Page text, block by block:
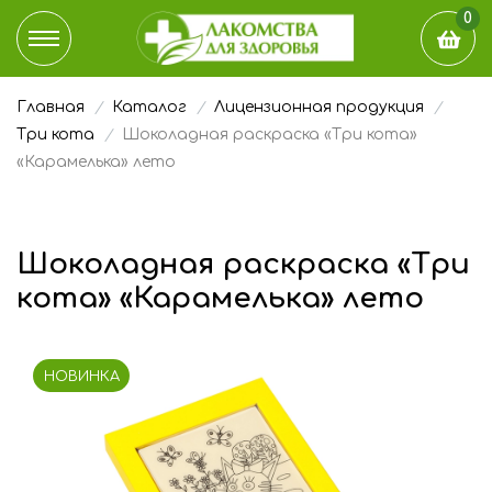
0
КАТАЛОГ
ДОСТАВКА И ОПЛАТА
ГДЕ КУПИТЬ
ЭТО ИНТЕРЕСНО
О КОМПАНИИ
КОНТАКТЫ
Главная Каталог
Лицензионная продукция
Три кота
Шоколадная раскраска «Три кота»
«Карамелька» лето
Шоколадная раскраска «Три
кота» «Карамелька» лето
НОВИНКА